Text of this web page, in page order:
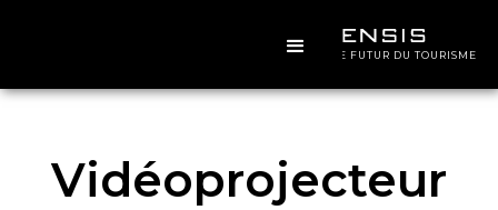
CONCEVOIR LE FUTUR DU TOURISME
Vidéoprojecteur